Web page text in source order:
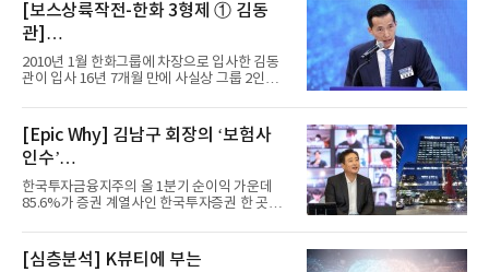
[보스상륙작전-한화 3형제 ① 김동
관]
입사 16년 만에 수석부회장 … 경영승
계 ‘초읽기’
2010년 1월 한화그룹에 차장으로 입사한 김동
관이 입사 16년 7개월 만에 사실상 그룹 2인자
[Epic Why] 김남구 회장의 ‘보험사
인수’
발걸음이 신중해진 배경은?
한국투자금융지주의 올 1분기 순이익 가운데
85.6%가 증권 계열사인 한국투자증권 한 곳에
[심층분석] K뷰티에 부는